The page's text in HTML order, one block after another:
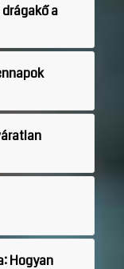
a
Hogyan